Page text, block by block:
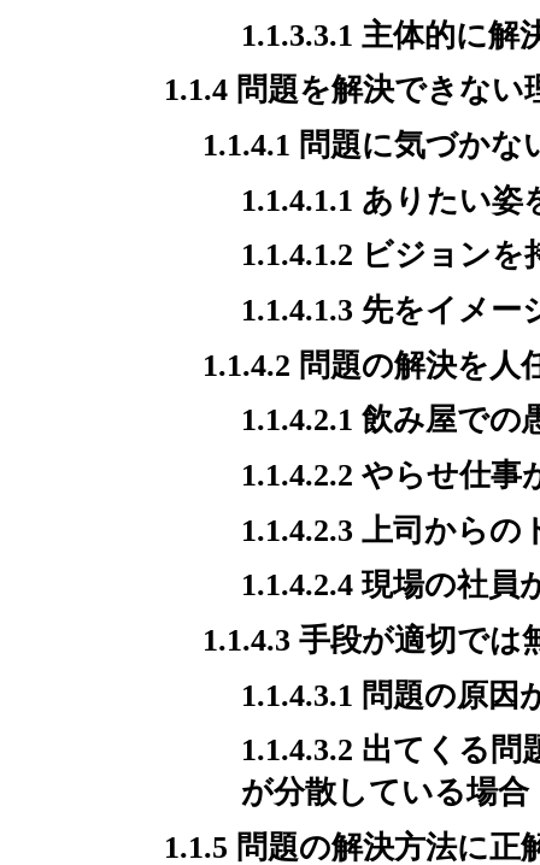
1.1.3.3.1 主体的に
1.1.4 問題を解決できない
1.1.4.1 問題に気づかな
1.1.4.1.1 ありたい
1.1.4.1.2 ビジョン
1.1.4.1.3 先をイメ
1.1.4.2 問題の解決を人
1.1.4.2.1 飲み屋で
1.1.4.2.2 やらせ仕事
1.1.4.2.3 上司から
1.1.4.2.4 現場の社
1.1.4.3 手段が適切では
1.1.4.3.1 問題の原
1.1.4.3.2 出てくる
が分散している場合
1.1.5 問題の解決方法に正